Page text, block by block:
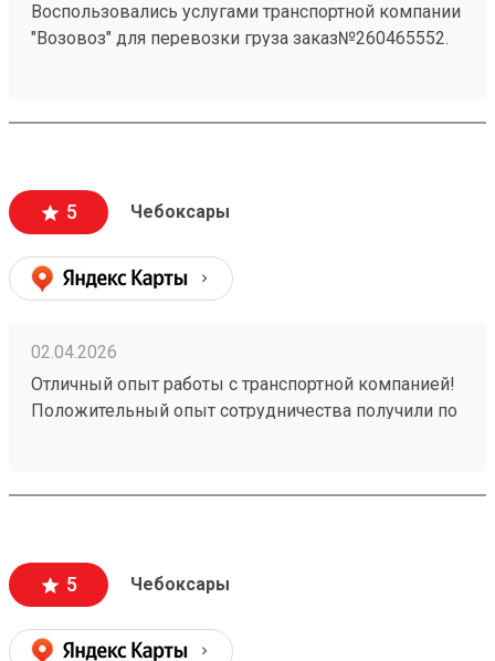
Воспользовались услугами транспортной компании
"Возовоз" для перевозки груза заказ№260465552.
доставлен точно в оговоренные сроки.
5 Чебоксары
02.04.2026
Отличный опыт работы с транспортной компанией!
Положительный опыт сотрудничества получили по
качеством предоставляемых услуг. Рекомендуем
сервис.
5 Чебоксары